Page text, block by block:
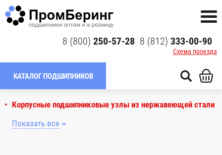
8 (800) 250-57-28 8 (812) 333-00-90
Схема проезда
КАТАЛОГ ПОДШИПНИКОВ
Корпусные подшипниковые узлы из нержавеющей стали
Показать все